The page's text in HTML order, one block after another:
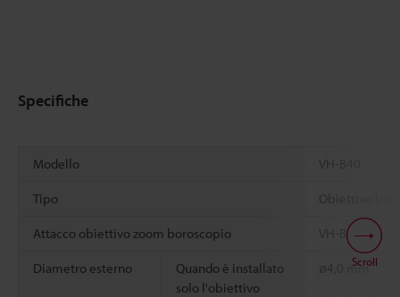
Specifiche
Modello VH-B40
Tipo Obiettivo
Attacco obiettivo zoom boroscopio VH-BA
Diametro esterno
Quando è installato
solo l'obiettivo
ø4,0 mm*1
Scroll